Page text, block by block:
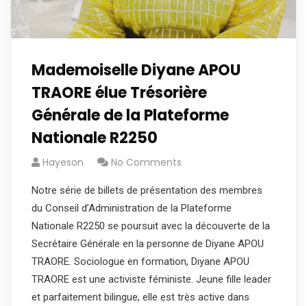
Mademoiselle Diyane APOU
TRAORE élue Trésorière
Générale de la Plateforme
Nationale R2250
Hayeson No Comments
Notre série de billets de présentation des membres
du Conseil d’Administration de la Plateforme
Nationale R2250 se poursuit avec la découverte de la
Secrétaire Générale en la personne de Diyane APOU
TRAORE. Sociologue en formation, Diyane APOU
TRAORE est une activiste féministe. Jeune fille leader
et parfaitement bilingue, elle est très active dans